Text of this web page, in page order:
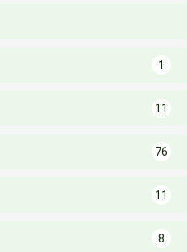
1
11
76
11
8